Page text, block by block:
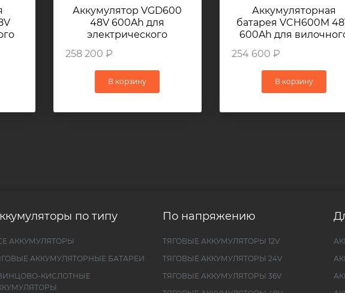
Аккумулятор VGD600
48V 600Ah для
электрического
258 200 ₽
В корзину
Аккумуляторная
батарея VCH600M
600Ah для
6FBRE20
254 600 ₽
В корзину
по типу
АККУМУЛЯТОРЫ
АККУМУЛЯТОРНЫЕ БАТАРЕИ
КИСЛОТНЫЕ
По напряжению
ТЯГОВЫЕ АККУМУЛЯТОРЫ 12V
ТЯГОВЫЕ АККУМУЛЯТОРЫ 24V
ТЯГОВЫЕ АККУМУЛЯТОРЫ 36V